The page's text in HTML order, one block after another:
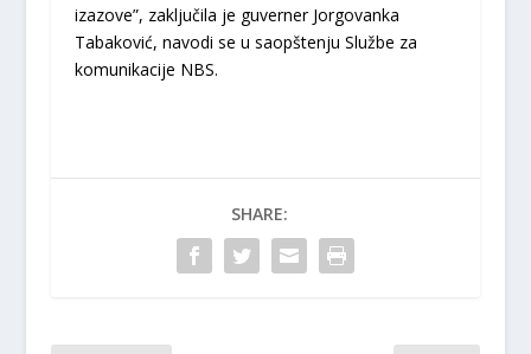
izazove”, zaključila je guverner Jorgovanka
Tabaković, navodi se u saopštenju Službe za
komunikacije NBS.
SHARE: